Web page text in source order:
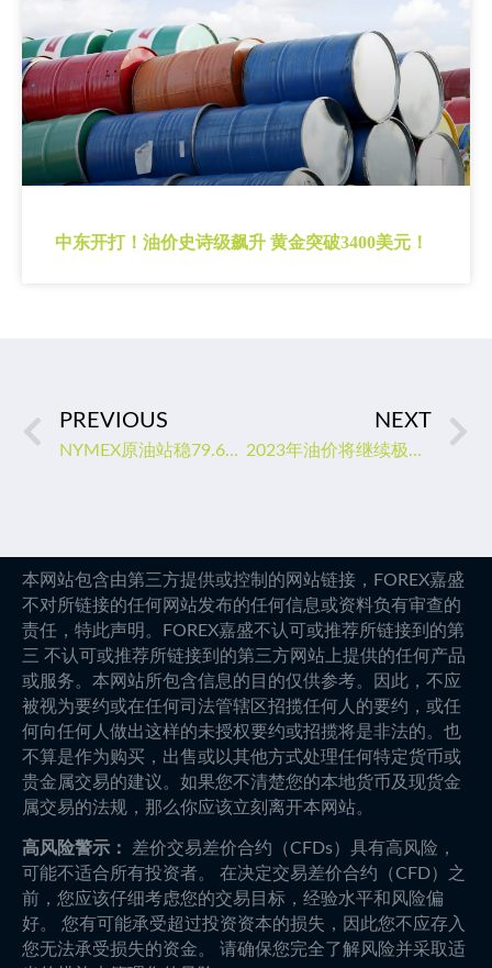
中东开打！油价史诗级飙升 黄金突破3400美元！
PREVIOUS
NYMEX原油站稳79.68美元上方后可重新看多
NEXT
2023年油价将继续极端波动吗？专家暗示两大因素是关键
本网站包含由第三方提供或控制的网站链接，FOREX嘉盛
不对所链接的任何网站发布的任何信息或资料负有审查的
责任，特此声明。FOREX嘉盛不认可或推荐所链接到的第
三 不认可或推荐所链接到的第三方网站上提供的任何产品
或服务。本网站所包含信息的目的仅供参考。因此，不应
被视为要约或在任何司法管辖区招揽任何人的要约，或任
何向任何人做出这样的未授权要约或招揽将是非法的。也
不算是作为购买，出售或以其他方式处理任何特定货币或
贵金属交易的建议。如果您不清楚您的本地货币及现货金
属交易的法规，那么你应该立刻离开本网站。
高风险警示：
差价交易差价合约（CFDs）具有高风险，
可能不适合所有投资者。 在决定交易差价合约（CFD）之
前，您应该仔细考虑您的交易目标，经验水平和风险偏
好。 您有可能承受超过投资资本的损失，因此您不应存入
您无法承受损失的资金。 请确保您完全了解风险并采取适